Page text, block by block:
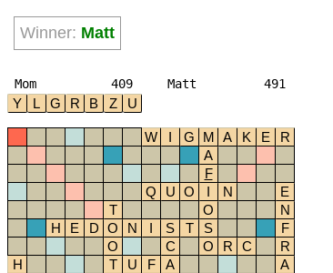
Winner: Matt
Mom 409
Y L G R B Z U
Matt 491
W I G M A K E
R
A
F
Q
U O I N
E
T
O
N
H
E D O N I S T S
F
O
C O R C
R
H
T U F A
A